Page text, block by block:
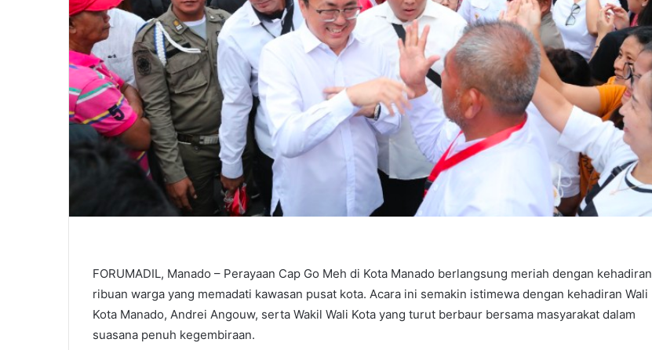
FORUMADIL, Manado – Perayaan Cap Go Meh di Kota Manado berlangsung meriah dengan kehadiran
ribuan warga yang memadati kawasan pusat kota. Acara ini semakin istimewa dengan kehadiran Wali
Kota Manado, Andrei Angouw, serta Wakil Wali Kota yang turut berbaur bersama masyarakat dalam
suasana penuh kegembiraan.